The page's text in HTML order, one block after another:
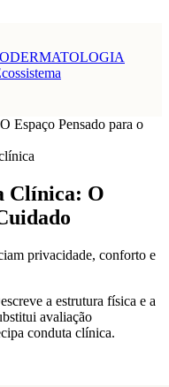
DERMATOLOGIA
Espaço Pensado para o
Clínica: O
privacidade, conforto e
a estrutura física e a
avaliação
conduta clínica.